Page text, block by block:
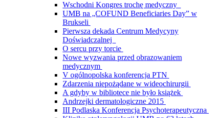
Wschodni Kongres trochę medyczny
UMB na „COFUND Beneficiaries Day” w
Brukseli
Pierwsza dekada Centrum Medycyny
Doświadczalnej
O sercu przy torcie
Nowe wyzwania przed obrazowaniem
medycznym
V ogólnopolska konferencja PTN
Zdarzenia niepożądane w wideochirurgii
A gdyby w bibliotece nie było książek
Andrzejki dermatologiczne 2015
III Podlaska Konferencja Psychoterapeutyczna